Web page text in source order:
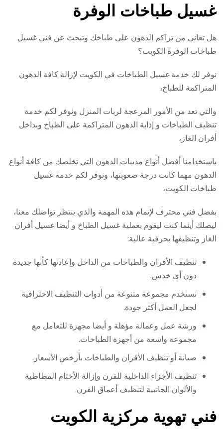
غسيل طباخات الوفرة
هل تعاني من تراكم الدهون على طباخك وتبحث عن فني غسيل
طباخات الوفرة الكويت؟
نوفر لك خدمة غسيل الطباخات في الكويت لإزالة كافة الدهون
المتراكمة للطباخ،
والتي تعد من الأمور المزعجة لربات المنزل ونوفر لكم خدمة
تنظيف الطباخات و إذابة الدهون المتراكمة على الطباخ وبداخل
أفران الغاز،
باستخدامنا أفضل أنواع مذيبات الدهون التي تخلصك من كافة أنواع
الدهون مهما كانت درجة صعوبتها، ونوفر لكم خدمة غسيل
طباخات الكويت،
بفضل فني محترف لإتمام هذه المهمة والذي ينتظر تواصلك معنا،
ليصلك أينما كنت ليقوم بعملية غسيل الطباخ و أيضا غسيل أفران
الغاز وتنظيفها بحرفية عالية:
تنظيف الأفران والطباخات من الداخل وإعادتها كأنها جديدة
دون أي خدش.
نستخدم مجموعة متنوعة من أدوات التنظيف الاحترافية
لجعل العمل أكثر جودة.
ورشة عمل وعمالة مؤهلة و أيضا مجهزة للتعامل مع
مجموعة واسعة من أجهزة الطباخات.
صيانة أو تنظيف الأفران والطباخات بأرخص الأسعار.
تنظيف الأجزاء الداخلية للفرن وإزالة الأختام المطاطية
والألوان الجانبية لتنظيف أعماق الفرن.
فني تهوية مركزية الكويت